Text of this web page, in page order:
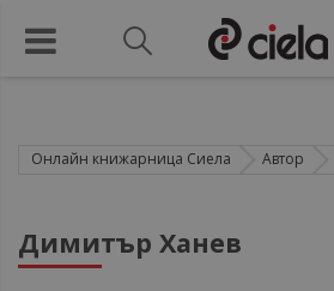
Онлайн книжарница Сиела Автор
Димитър Ханев